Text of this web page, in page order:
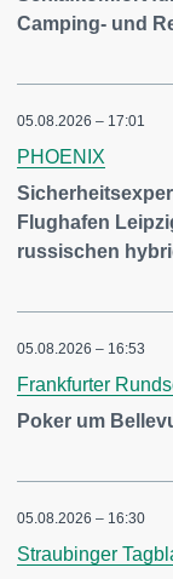
Camping- und
05.08.2026 – 17:01
PHOENIX
Flughafen
russischen
05.08.2026 – 16:53
Frankfurter
Poker um
05.08.2026 – 16:30
Straubinger